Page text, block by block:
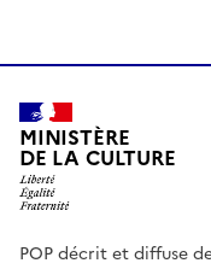
MINISTÈRE
DE LA CULTURE
POP décrit et diffuse